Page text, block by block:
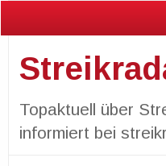
Topaktuell über
informiert bei